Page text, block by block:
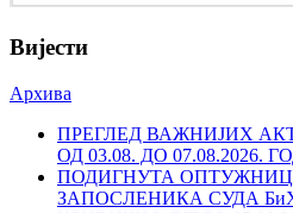
Вијести
Архива
ПРЕГЛЕД ВАЖНИЈИХ
ОД 03.08. ДО 07.08.2026.
ПОДИГНУТА
ЗАПОСЛЕНИКА СУДА